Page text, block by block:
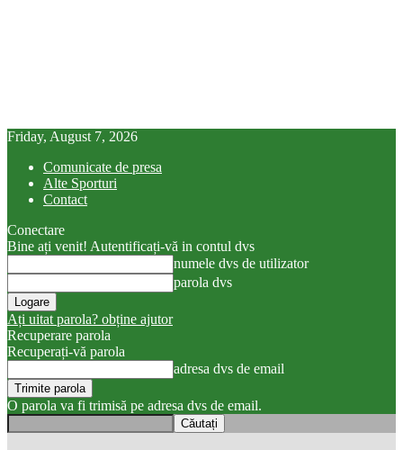
Friday, August 7, 2026
Comunicate de presa
Alte Sporturi
Contact
Conectare
Bine ați venit! Autentificați-vă in contul dvs
numele dvs de utilizator
parola dvs
Ați uitat parola? obține ajutor
Recuperare parola
Recuperați-vă parola
adresa dvs de email
O parola va fi trimisă pe adresa dvs de email.